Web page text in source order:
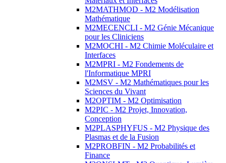
M2MATHMOD - M2 Modélisation
Mathématique
M2MECENCLI - M2 Génie Mécanique
pour les Cliniciens
M2MOCHI - M2 Chimie Moléculaire et
Interfaces
M2MPRI - M2 Fondements de
l'Informatique MPRI
M2MSV - M2 Mathématiques pour les
Sciences du Vivant
M2OPTIM - M2 Optimisation
M2PIC - M2 Projet, Innovation,
Conception
M2PLASPHYFUS - M2 Physique des
Plasmas et de la Fusion
M2PROBFIN - M2 Probabilités et
Finance